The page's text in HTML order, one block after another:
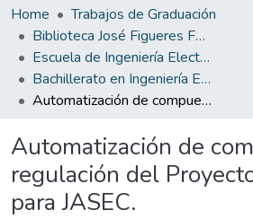
Home
Trabajos de Graduación
Biblioteca José Figueres Ferrer
Escuela de Ingeniería Electrónica
Bachillerato en Ingeniería Electrónica
Automatización de compuertas de regulación del Proyecto Birris 3 para JASEC.
Automatización de
regulación del
para JASEC.